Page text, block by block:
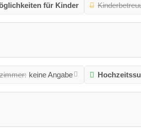
für Kinder
keine Angabe